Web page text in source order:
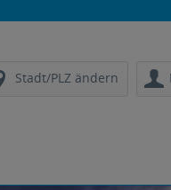
Stadt/PLZ ändern